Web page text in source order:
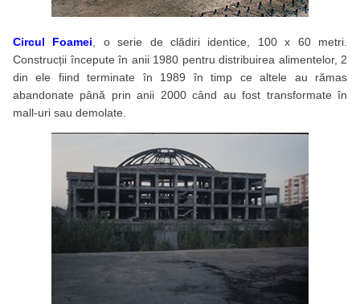
Circul Foamei, o serie de clădiri identice, 100 x 60 metri.
Construcții începute în anii 1980 pentru distribuirea alimentelor, 2
din ele fiind terminate în 1989 în timp ce altele au rămas
abandonate până prin anii 2000 când au fost transformate în
mall-uri sau demolate.